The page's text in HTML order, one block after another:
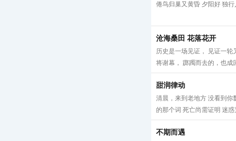
倦鸟归巢又黄昏 夕阳好 独
沧海桑田 花落花开
历史是一场见证， 见证一
将谢幕， 踯躅而去的，也成
甜润律动
清晨，来到老地方 没看到你
的那个词 死亡尚需证明 迷
不期而遇